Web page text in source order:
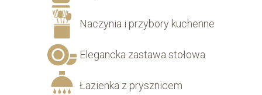
Naczynia i przybory kuchenne
Elegancka zastawa stołowa
Łazienka z prysznicem